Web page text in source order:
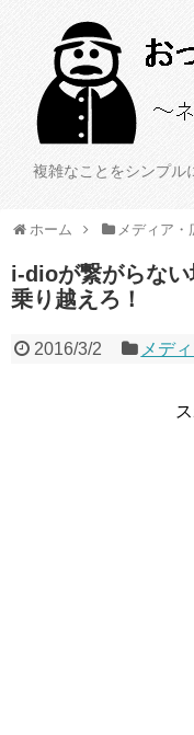
複雑なことをシンプル
ホーム メディア・
i-dioが繋がらな
乗り越えろ！
2016/3/2 メデ